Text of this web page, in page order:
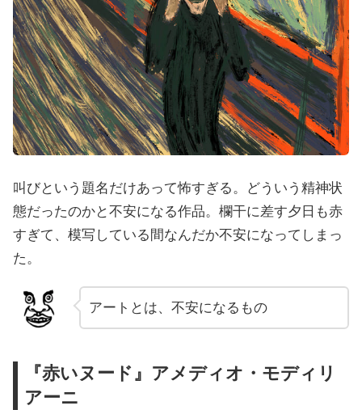
叫びという題名だけあって怖すぎる。どういう精神状
態だったのかと不安になる作品。欄干に差す夕日も赤
すぎて、模写している間なんだか不安になってしまっ
た。
アートとは、不安になるもの
『赤いヌード』アメディオ・モディリ
アーニ